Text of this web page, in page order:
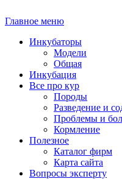
Главное меню
Инкубаторы
Модели
Общая
Инкубация
Все про кур
Породы
Разведение и
Проблемы и
Кормление
Полезное
Каталог фирм
Карта сайта
Вопросы эксперту